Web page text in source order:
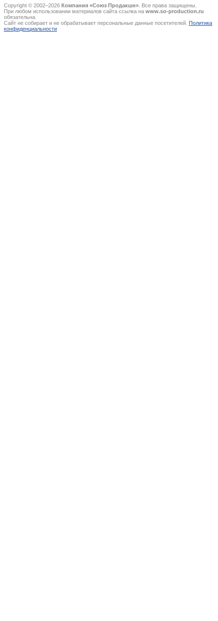
Copyright © 2002–2026 Компания «Союз Продакшн» . Все права защищены.
При любом использовании материалов сайта ссылка на www.so-production.ru
обязательна.
Сайт не собирает и не обрабатывает персональные данные посетителей. Политика
конфиденциальности